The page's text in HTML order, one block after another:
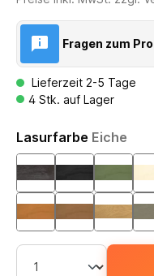
Fragen zum
Lieferzeit 2-5 Tage
4 Stk. auf Lager
Lasurfarbe Eiche